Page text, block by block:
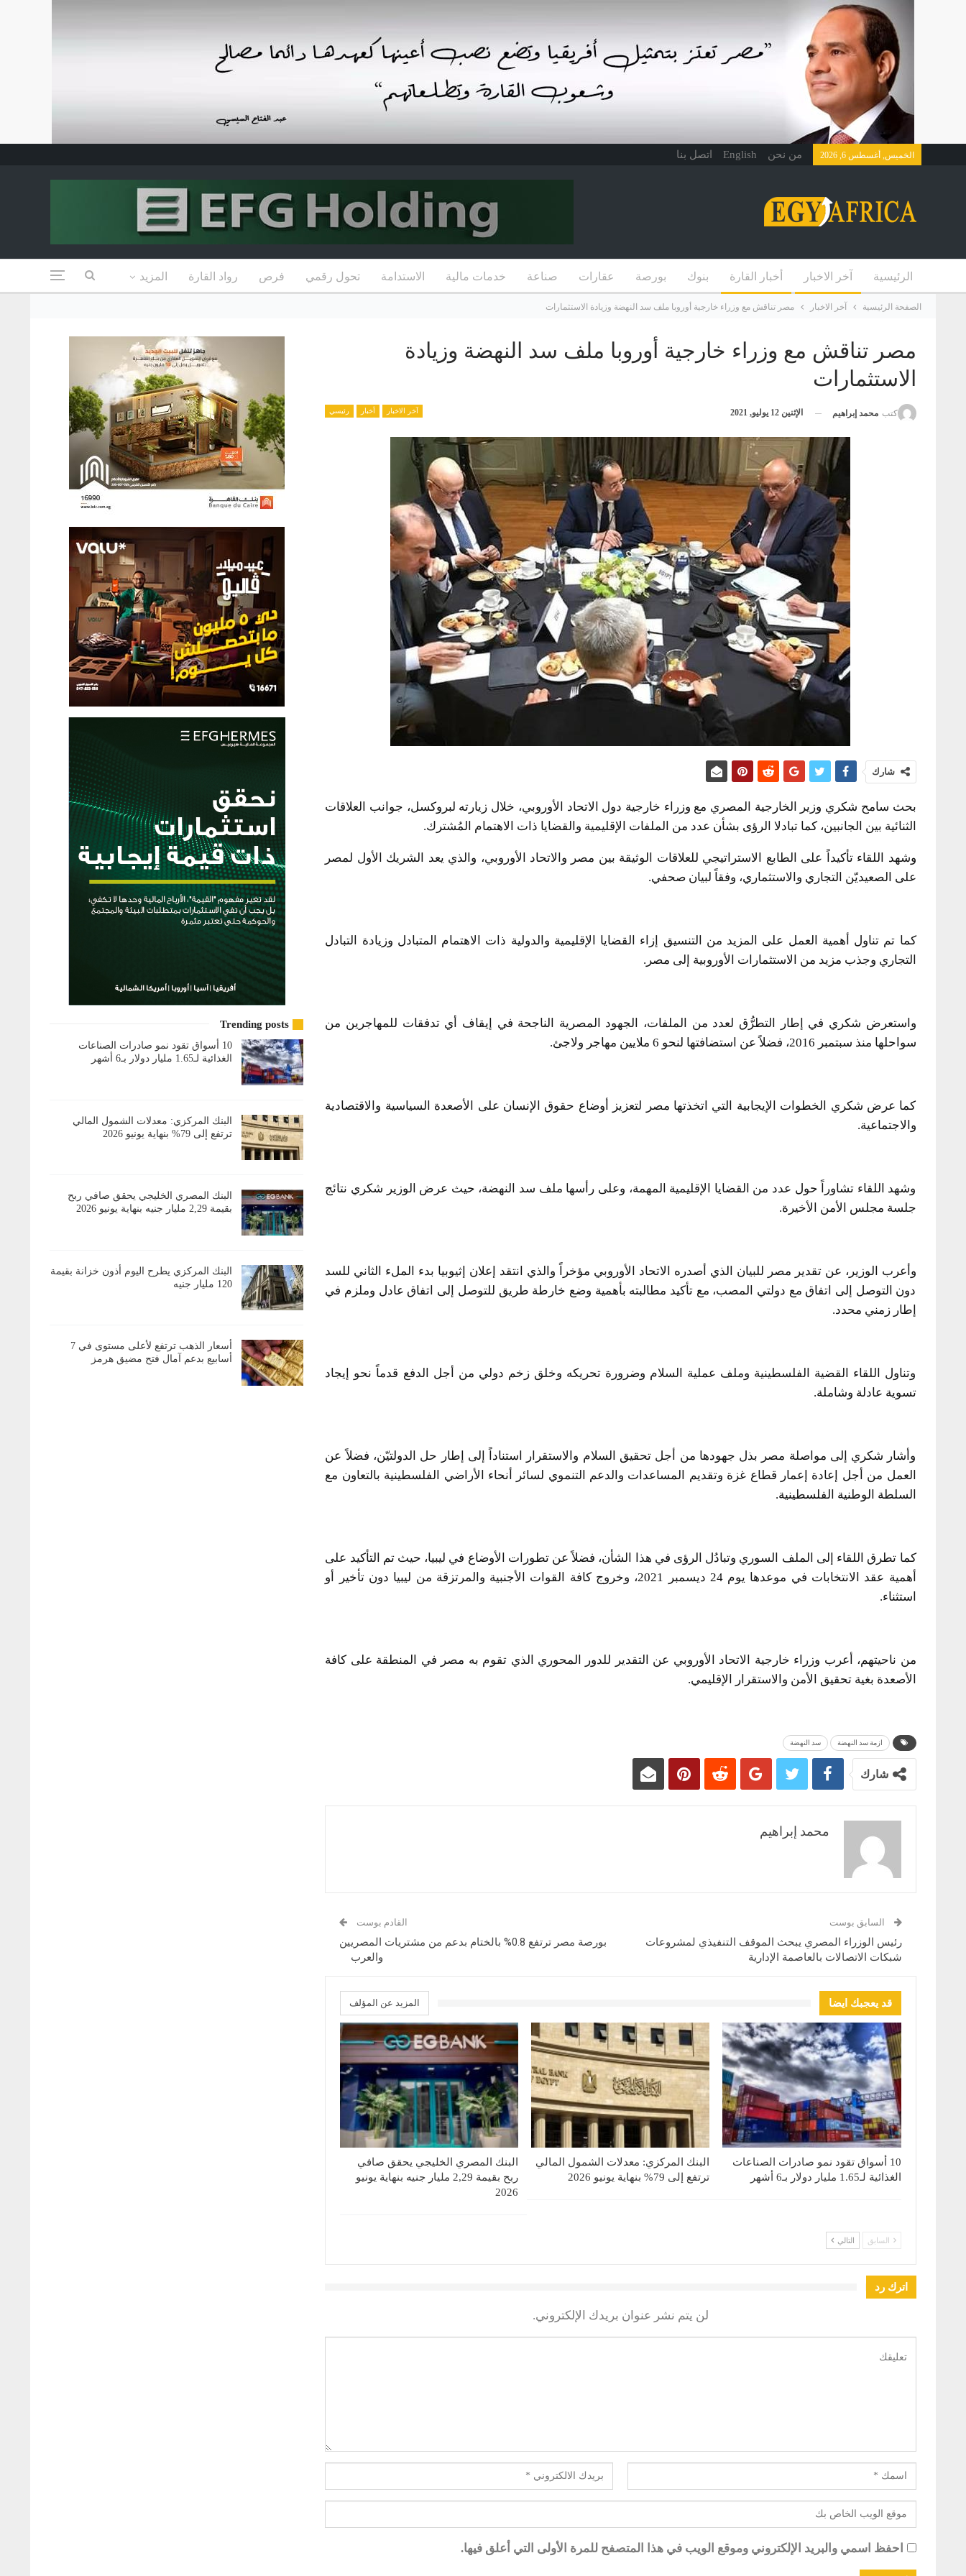
الخميس, أغسطس 6, 2026 من نحن English اتصل بنا
الرئيسية آخر الاخبار أخبار القارة بنوك بورصة عقارات صناعة خدمات مالية الاستدامة تحول رقمي فرص رواد القارة المزيد
الصفحة الرئيسية آخر الاخبار مصر تناقش مع وزراء خارجية أوروبا ملف سد النهضة وزيادة الاستثمارات
مصر تناقش مع وزراء خارجية أوروبا ملف سد النهضة وزيادة
الاستثمارات
آخر الاخبار أخبار رئيسي كتب محمد إبراهيم الإثنين 12 يوليو, 2021
شارك
بحث سامح شكري وزير الخارجية المصري مع وزراء خارجية دول الاتحاد الأوروبي، خلال زيارته لبروكسل، جوانب العلاقات
الثنائية بين الجانبين، كما تبادلا الرؤى بشأن عدد من الملفات الإقليمية والقضايا ذات الاهتمام المُشترك.
وشهد اللقاء تأكيداً على الطابع الاستراتيجي للعلاقات الوثيقة بين مصر والاتحاد الأوروبي، والذي يعد الشريك الأول لمصر
على الصعيديّن التجاري والاستثماري، وفقاً لبيان صحفي.
كما تم تناول أهمية العمل على المزيد من التنسيق إزاء القضايا الإقليمية والدولية ذات الاهتمام المتبادل وزيادة التبادل
التجاري وجذب مزيد من الاستثمارات الأوروبية إلى مصر.
واستعرض شكري في إطار التطرُّق لعدد من الملفات، الجهود المصرية الناجحة في إيقاف أي تدفقات للمهاجرين من
سواحلها منذ سبتمبر 2016، فضلاً عن استضافتها لنحو 6 ملايين مهاجر ولاجئ.
كما عرض شكري الخطوات الإيجابية التي اتخذتها مصر لتعزيز أوضاع حقوق الإنسان على الأصعدة السياسية والاقتصادية
والاجتماعية.
وشهد اللقاء تشاوراً حول عدد من القضايا الإقليمية المهمة، وعلى رأسها ملف سد النهضة، حيث عرض الوزير شكري نتائج
جلسة مجلس الأمن الأخيرة.
وأعرب الوزير، عن تقدير مصر للبيان الذي أصدره الاتحاد الأوروبي مؤخراً والذي انتقد إعلان إثيوبيا بدء الملء الثاني للسد
دون التوصل إلى اتفاق مع دولتي المصب، مع تأكيد مطالبته بأهمية وضع خارطة طريق للتوصل إلى اتفاق عادل وملزم في
إطار زمني محدد.
وتناول اللقاء القضية الفلسطينية وملف عملية السلام وضرورة تحريكه وخلق زخم دولي من أجل الدفع قدماً نحو إيجاد
تسوية عادلة وشاملة.
وأشار شكري إلى مواصلة مصر بذل جهودها من أجل تحقيق السلام والاستقرار استناداً إلى إطار حل الدولتيّن، فضلاً عن
العمل من أجل إعادة إعمار قطاع غزة وتقديم المساعدات والدعم التنموي لسائر أنحاء الأراضي الفلسطينية بالتعاون مع
السلطة الوطنية الفلسطينية.
كما تطرق اللقاء إلى الملف السوري وتبادُل الرؤى في هذا الشأن، فضلاً عن تطورات الأوضاع في ليبيا، حيث تم التأكيد على
أهمية عقد الانتخابات في موعدها يوم 24 ديسمبر 2021، وخروج كافة القوات الأجنبية والمرتزقة من ليبيا دون تأخير أو
استثناء.
من ناحيتهم، أعرب وزراء خارجية الاتحاد الأوروبي عن التقدير للدور المحوري الذي تقوم به مصر في المنطقة على كافة
الأصعدة بغية تحقيق الأمن والاستقرار الإقليمي.
ازمة سد النهضة سد النهضة
شارك
محمد إبراهيم
السابق بوست
رئيس الوزراء المصري يبحث الموقف التنفيذي لمشروعات
شبكات الاتصالات بالعاصمة الإدارية
القادم بوست
بورصة مصر ترتفع 0.8% بالختام بدعم من مشتريات المصريين
والعرب
قد يعجبك ايضا المزيد عن المؤلف
10 أسواق تقود نمو صادرات الصناعات
الغذائية لـ1.65 مليار دولار بـ6 أشهر
البنك المركزي: معدلات الشمول المالي
ترتفع إلى 79% بنهاية يونيو 2026
البنك المصري الخليجي يحقق صافي
ربح بقيمة 2,29 مليار جنيه بنهاية يونيو
2026
السابق التالي
اترك رد
لن يتم نشر عنوان بريدك الإلكتروني.
احفظ اسمي والبريد الإلكتروني وموقع الويب في هذا المتصفح للمرة الأولى التي أعلق فيها.
Trending posts
10 أسواق تقود نمو صادرات الصناعات
الغذائية لـ1.65 مليار دولار بـ6 أشهر
البنك المركزي: معدلات الشمول المالي
ترتفع إلى 79% بنهاية يونيو 2026
البنك المصري الخليجي يحقق صافي ربح
بقيمة 2,29 مليار جنيه بنهاية يونيو 2026
البنك المركزي يطرح اليوم أذون خزانة بقيمة
120 مليار جنيه
أسعار الذهب ترتفع لأعلى مستوى في 7
أسابيع بدعم آمال فتح مضيق هرمز